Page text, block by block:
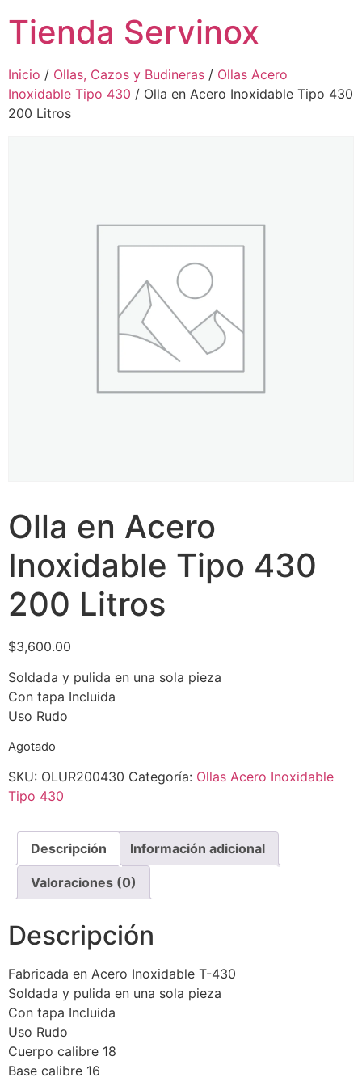
Tienda Servinox
Inicio / Ollas, Cazos y Budineras / Ollas Acero
Inoxidable Tipo 430 / Olla en Acero Inoxidable Tipo 430
200 Litros
Olla en Acero
Inoxidable Tipo 430
200 Litros
$3,600.00
Soldada y pulida en una sola pieza
Con tapa Incluida
Uso Rudo
Agotado
SKU: OLUR200430 Categoría: Ollas Acero Inoxidable
Tipo 430
Descripción Información adicional
Valoraciones (0)
Descripción
Fabricada en Acero Inoxidable T-430
Soldada y pulida en una sola pieza
Con tapa Incluida
Uso Rudo
Cuerpo calibre 18
Base calibre 16